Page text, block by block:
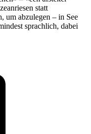
statt
um abzulegen – in See
sprachlich, dabei